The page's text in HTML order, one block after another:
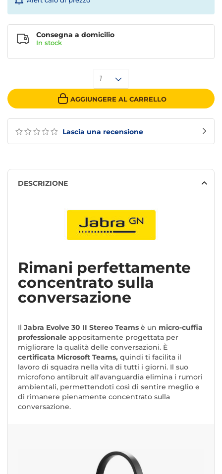
Lascia una recensione
1
AGGIUNGERE AL CARRELLO
Consegna a domicilio
In stock
DESCRIZIONE
Rimani perfettamente
concentrato sulla
conversazione
Il Jabra Evolve 30 II Stereo Teams è un micro-cuffia
professionale appositamente progettata per
migliorare la qualità delle conversazioni. È
certificata Microsoft Teams, quindi ti facilita il
lavoro di squadra nella vita di tutti i giorni. Il suo
microfono antibruit all'avanguardia elimina i rumori
ambientali, permettendoti così di sentire meglio e
di rimanere pienamente concentrato sulla
conversazione.